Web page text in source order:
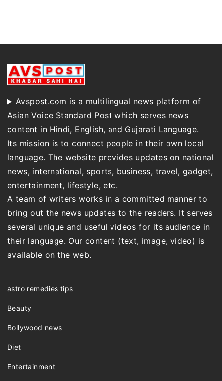
Avspost.com is a multilingual news platform of
Asian Voice Standard Post which serves news
content in Hindi, English, and Gujarati Language.
Its mission is to connect people in their own local
language. The website provides updates on national
news, international, sports, business, travel, gadget,
entertainment, lifestyle, etc.
A team of writers works in a committed manner to
bring out the news updates to the readers. It serves
several unique and useful videos for its audience in
their language. Our content (text, image, video) is
available on the web.
astro remedies tips
Beauty
Bollywood news
Diet
Entertainment